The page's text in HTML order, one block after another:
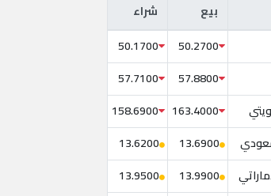
بيع شراء بيع
شراء
50.2700
50.1700
57.8800
57.7100
163.4000
158.6900
13.6900
13.6200
13.9900
13.9500